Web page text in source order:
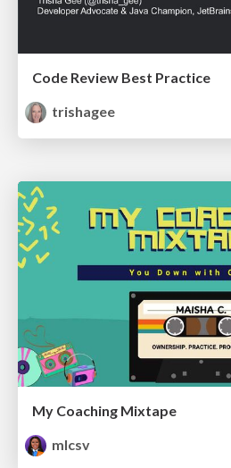
Code Review Best Practice
trishagee
My Coaching Mixtape
mlcsv